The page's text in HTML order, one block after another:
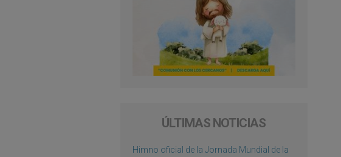
ÚLTIMAS NOTICIAS
Himno oficial de la Jornada Mundial de la